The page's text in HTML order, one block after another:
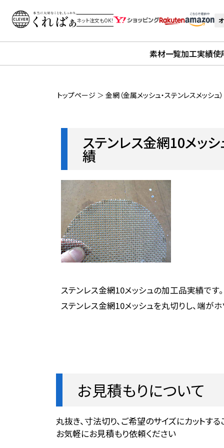
ネット注文もOK！
素材一覧加工実績使
トップページ ＞ 金網（金属メッシュ・ステンレスメッシュ
ステンレス金網10メッ
績
ステンレス金網10メッシュの加工品実績です。
ステンレス金網10メッシュを丸切りし、端が
お見積もりについて
丸抜き、寸法切り、ご希望のサイズにカットする
お気軽にお見積もり依頼ください